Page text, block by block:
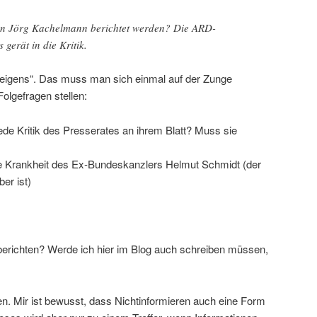
Jörg Kachelmann berichtet werden? Die ARD-
gerät in die Kritik.
Das muss man sich einmal auf der Zunge
stellen:
Kritik des Presserates an ihrem Blatt? Muss sie
Krankheit des Ex-Bundeskanzlers Helmut Schmidt (der
ist)
Werde ich hier im Blog auch schreiben müssen,
Mir ist bewusst, dass Nichtinformieren auch eine Form